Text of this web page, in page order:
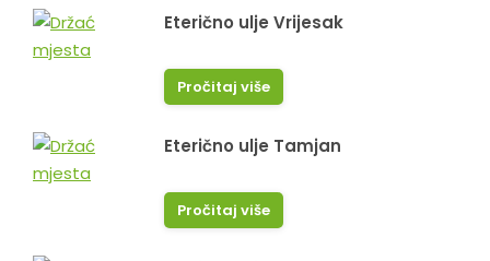
Eterično ulje Vrijesak
Pročitaj više
Eterično ulje Tamjan
Pročitaj više